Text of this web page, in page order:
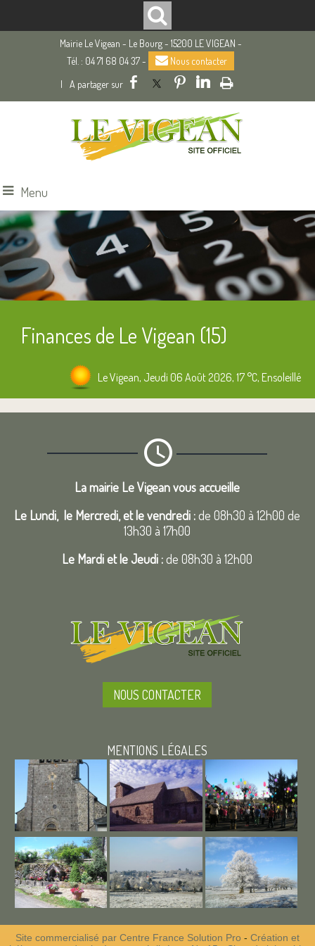
Mairie Le Vigean - Le Bourg - 15200 LE VIGEAN -
Tél. : 04 71 68 04 37 -
Nous contacter
|
Menu
Finances de Le Vigean (15)
Le Vigean, Jeudi 06 Août 2026, 17 °C, Ensoleillé
La mairie Le Vigean vous accueille
Le Lundi, le Mercredi, et le vendredi :de 08h30 à 12h00 de
13h30 à 17h00
Le Mardi et le Jeudi :de 08h30 à 12h00
NOUS CONTACTER
MENTIONS LÉGALES
Site commercialisé par Centre France Solution Pro - Création et